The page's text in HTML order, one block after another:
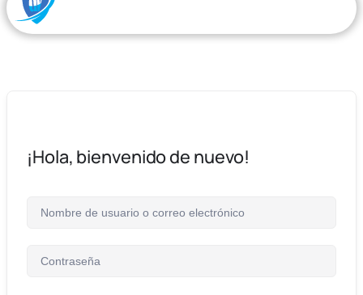
¡Hola, bienvenido de nuevo!